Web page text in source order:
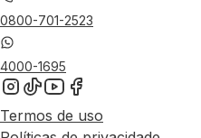
0800-701-2523
4000-1695
Termos de uso